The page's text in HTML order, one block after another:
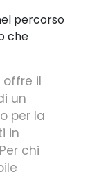
percorso
che
offre il
un
per la
in
chi